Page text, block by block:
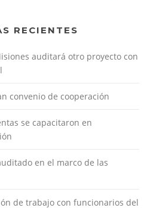
RECIENTES
auditará otro proyecto con
convenio de cooperación
se capacitaron en
en el marco de las
de trabajo con funcionarios del